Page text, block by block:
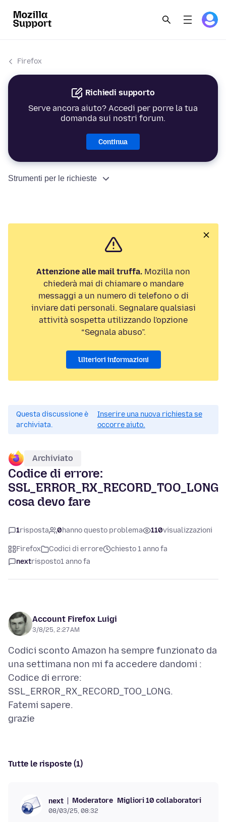
Firefox
Richiedi supporto
Serve ancora aiuto? Accedi per porre la tua
domanda sui nostri forum.
Continua
Strumenti per le richieste
Attenzione alle mail truffa. Mozilla non
chiederà mai di chiamare o mandare
messaggi a un numero di telefono o di
inviare dati personali. Segnalare qualsiasi
attività sospetta utilizzando l'opzione
“Segnala abuso”.
Ulteriori informazioni
Questa discussione è
archiviata.
Inserire una nuova richiesta se
occorre aiuto.
Archiviato
Codice di errore:
SSL_ERROR_RX_RECORD_TOO_LONG
cosa devo fare
1risposta 0hanno questo problema 110visualizzazioni
Firefox Codici di errore
chiesto 1 anno fa
nextrisposto1 anno fa
Account Firefox Luigi
3/8/25, 2:27 AM
Codici sconto Amazon ha sempre funzionato da
una settimana non mi fa accedere dandomi :
Codice di errore:
SSL_ERROR_RX_RECORD_TOO_LONG.
Fatemi sapere.
Tutte le risposte (1)
next Moderatore Migliori 10 collaboratori
08/03/25, 08:32